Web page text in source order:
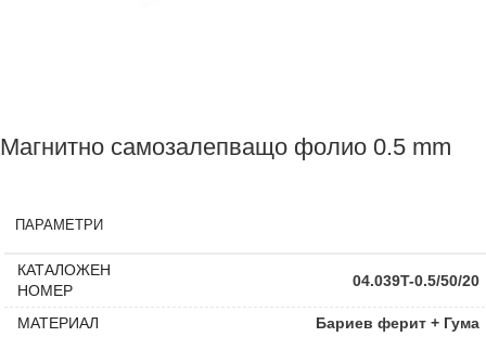
Магнитно самозалепващо фолио 0.5 mm
ПАРАМЕТРИ
КАТАЛОЖЕН
НОМЕР
04.039T-0.5/50/20
МАТЕРИАЛ
Бариев ферит + Гума